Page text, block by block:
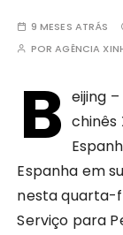
9 MESES ATRÁS
PORAGÊNCIA
B eijing
chinês
Espanha em
nesta quarta-
Serviço para